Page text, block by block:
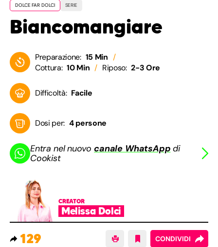
DOLCE FAR DOLCI SERIE
Biancomangiare
Preparazione: 15 Min
Cottura: 10 Min Riposo: 2-3 Ore
Difficoltà: Facile
Dosi per: 4 persone
Entra nel nuovocanale WhatsApp di
Cookist
CREATOR
Melissa Dolci
129 CONDIVIDI